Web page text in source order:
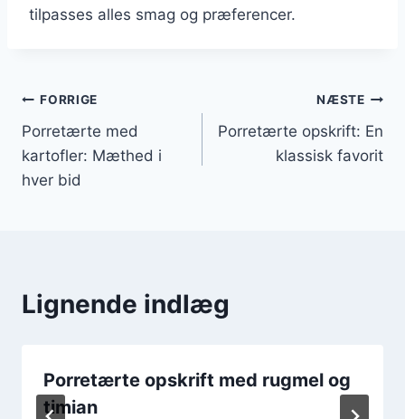
tilpasses alles smag og præferencer.
Indlægsnavigation
FORRIGE
Porretærte med
kartofler: Mæthed i
hver bid
NÆSTE
Porretærte opskrift: En
klassisk favorit
Lignende indlæg
Porretærte opskrift med rugmel og
timian